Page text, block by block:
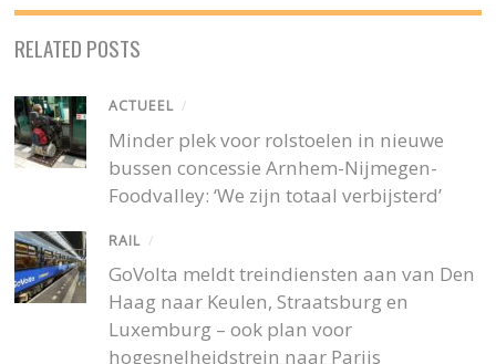
RELATED POSTS
ACTUEEL /
Minder plek voor rolstoelen in nieuwe
bussen concessie Arnhem-Nijmegen-
Foodvalley: ‘We zijn totaal verbijsterd’
RAIL /
GoVolta meldt treindiensten aan van Den
Haag naar Keulen, Straatsburg en
Luxemburg – ook plan voor
hogesnelheidstrein naar Parijs